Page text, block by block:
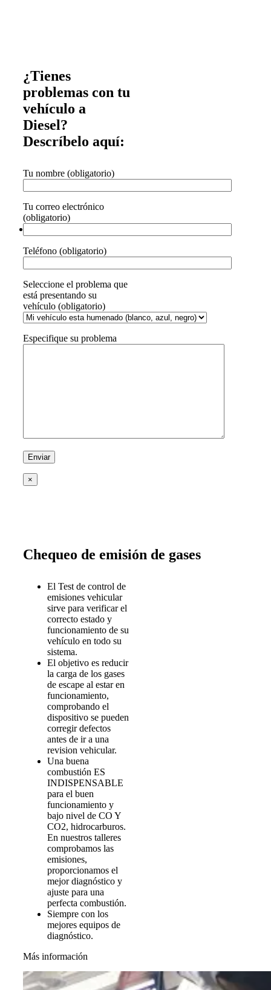
¿Tienes
problemas con tu
vehículo a
Diesel?
Descríbelo aquí:
Tu nombre (obligatorio)
Tu correo electrónico
(obligatorio)
Teléfono (obligatorio)
Seleccione el problema que
está presentando su
vehículo (obligatorio)
Especifique su problema
×
Chequeo de emisión de gases
El Test de control de
emisiones vehicular
sirve para verificar el
correcto estado y
funcionamiento de su
vehículo en todo su
sistema.
El objetivo es reducir
la carga de los gases
de escape al estar en
funcionamiento,
comprobando el
dispositivo se pueden
corregir defectos
antes de ir a una
revision vehicular.
Una buena
combustión ES
INDISPENSABLE
para el buen
funcionamiento y
bajo nivel de CO Y
CO2, hidrocarburos.
En nuestros talleres
comprobamos las
emisiones,
proporcionamos el
mejor diagnóstico y
ajuste para una
perfecta combustión.
Siempre con los
mejores equipos de
diagnóstico.
Más información